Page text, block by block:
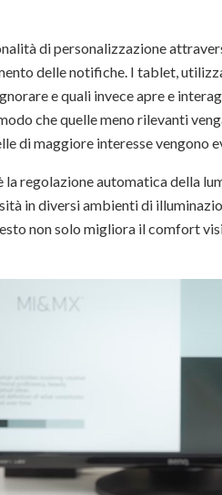
di personalizzazione
delle notifiche. I tablet,
e quali invece apre e
che quelle meno rilevanti
di maggiore interesse vengono
la regolazione automatica della
in diversi ambienti di
non solo migliora il comfort